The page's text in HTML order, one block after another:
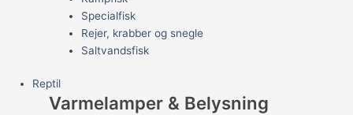
Specialfisk
Rejer, krabber og snegle
Saltvandsfisk
Reptil
Varmelamper & Belysning